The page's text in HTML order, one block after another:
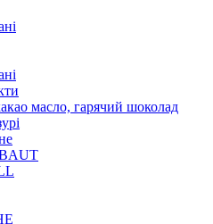
масло, гарячий шоколад